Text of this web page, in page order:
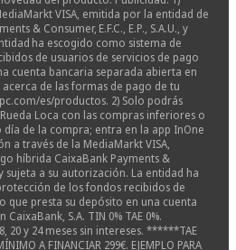
VISA, emitida por la entidad de
& Consumer, E.F.C., E.P., S.A.U., y
ha escogido como sistema de
de usuarios de servicios de pago
cuenta bancaria separada abierta en
acerca de las formas de pago de tu
es/productos. 2) Solo podrás
Loca con las compras inferiores o
día de la compra; entra en la app InOne
a través de la MediaMarkt VISA,
híbrida CaixaBank Payments &
y sujeta a su autorización. La entidad ha
de los fondos recibidos de
que presta su depósito en una cuenta
S.A. TIN 0% TAE 0%.
20 y 24 meses sin intereses. ******TAE
A FINANCIAR 299€. EJEMPLO PARA